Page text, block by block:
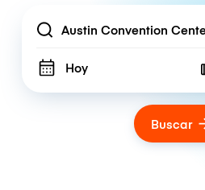
Location
Hoy
Buscar